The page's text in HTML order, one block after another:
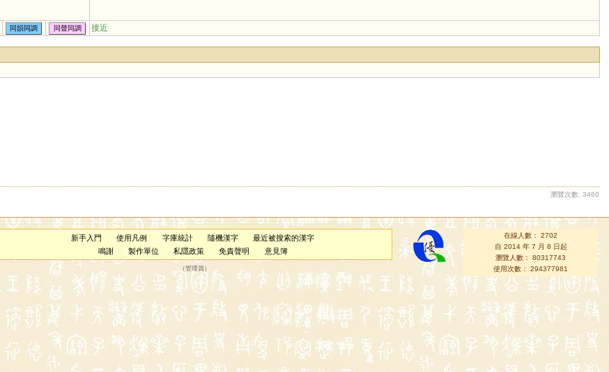
同韻同調 同聲同調 接近
瀏覽次數: 3460
新手入門 使用凡例 字庫統計 隨機漢字
最近被搜索的漢字
鳴謝
製作單位 私隱政策 免責聲明 意見簿
（管理員 ）
在線人數： 2702
自 2014 年 7 月 8 日起
瀏覽人數： 80317743
使用次數： 294377981